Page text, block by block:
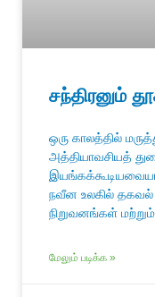
சந்திரனும்
ஒரு காலத்தில்
அத்தியாவசியத்
நவீன உலகில் தகவல்
நிறுவனங்கள்
மேலும் படிக்க »